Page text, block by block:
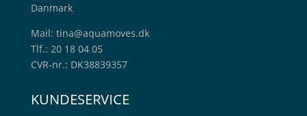
Danmark
Mail: tina@aquamoves.dk
Tlf.: 20 18 04 05
CVR-nr.: DK38839357
KUNDESERVICE